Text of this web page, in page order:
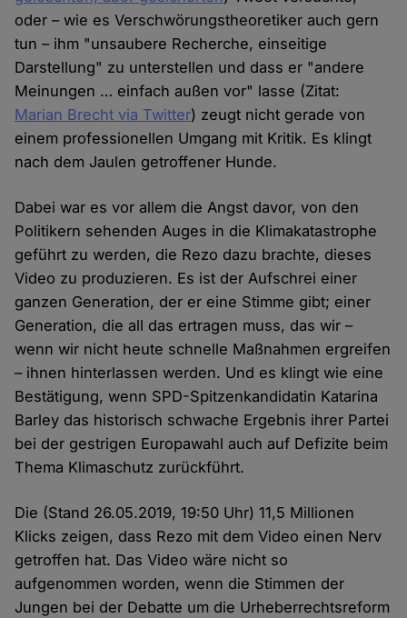
oder – wie es Verschwörungstheoretiker auch gern
tun – ihm "unsaubere Recherche, einseitige
Darstellung" zu unterstellen und dass er "andere
Meinungen … einfach außen vor" lasse (Zitat:
Marian Brecht via Twitter) zeugt nicht gerade von
einem professionellen Umgang mit Kritik. Es klingt
nach dem Jaulen getroffener Hunde.
Dabei war es vor allem die Angst davor, von den
Politikern sehenden Auges in die Klimakatastrophe
geführt zu werden, die Rezo dazu brachte, dieses
Video zu produzieren. Es ist der Aufschrei einer
ganzen Generation, der er eine Stimme gibt; einer
Generation, die all das ertragen muss, das wir –
wenn wir nicht heute schnelle Maßnahmen ergreifen
– ihnen hinterlassen werden. Und es klingt wie eine
Bestätigung, wenn SPD-Spitzenkandidatin Katarina
Barley das historisch schwache Ergebnis ihrer Partei
bei der gestrigen Europawahl auch auf Defizite beim
Thema Klimaschutz zurückführt.
Die (Stand 26.05.2019, 19:50 Uhr) 11,5 Millionen
Klicks zeigen, dass Rezo mit dem Video einen Nerv
getroffen hat. Das Video wäre nicht so
aufgenommen worden, wenn die Stimmen der
Jungen bei der Debatte um die Urheberrechtsreform